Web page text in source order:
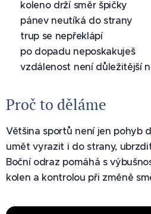
✅ koleno drží směr špičky
✅ pánev neutíká do strany
✅ trup se nepřeklápí
✅ po dopadu neposkakuješ
✅ vzdálenost není důležitější
Proč to děláme
Většina sportů není jen pohyb
umět vyrazit i do strany,
Boční odraz pomáhá s
kolen a kontrolou při změně